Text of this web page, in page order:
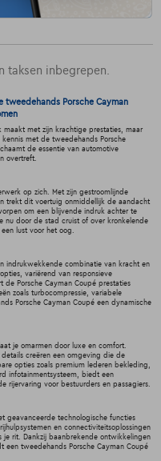
taksen inbegrepen.
Porsche Cayman
maakt met zijn krachtige prestaties, maar
met de tweedehands Porsche
de essentie van automotive
overtreft.
op zich. Met zijn gestroomlijnde
trekt dit voertuig onmiddellijk de aandacht
om een blijvende indruk achter te
nu door de stad cruist of over kronkelende
lust voor het oog.
indrukwekkende combinatie van kracht en
variërend van responsieve
Porsche Cayman Coupé prestaties
zoals turbocompressie, variabele
Porsche Cayman Coupé een dynamische
je omarmen door luxe en comfort.
creëren een omgeving die de
opties zoals premium lederen bekleding,
infotainmentsysteem, biedt een
rijervaring voor bestuurders en passagiers.
geavanceerde technologische functies
en connectiviteitsoplossingen
rit. Dankzij baanbrekende ontwikkelingen
tweedehands Porsche Cayman Coupé